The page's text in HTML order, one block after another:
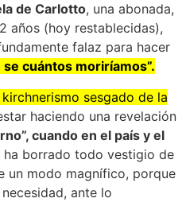
de Carlotto, una abonada,
años (hoy restablecidas),
falaz para hacer
cuántos moriríamos”.
sesgado de la
haciendo una revelación
cuando en el país y el
ha borrado todo vestigio de
un modo magnífico, porque
ante lo